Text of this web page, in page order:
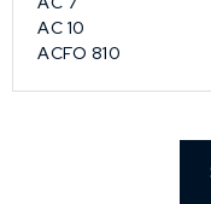
AC 10
ACFO 810